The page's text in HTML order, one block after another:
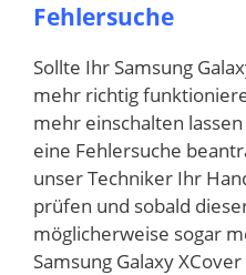
Fehlersuche
Sollte Ihr Samsung
mehr richtig
mehr einschalten
eine Fehlersuche
unser Techniker Ihr
prüfen und sobald
möglicherweise sogar
Samsung Galaxy